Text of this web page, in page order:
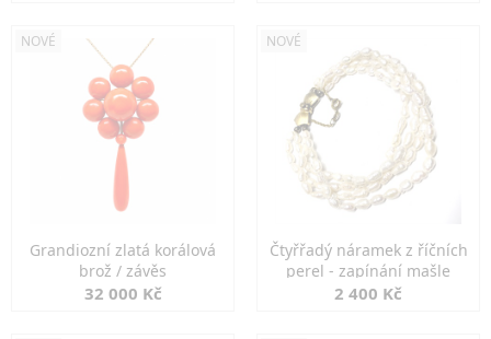
NOVÉ
Grandiozní zlatá korálová
brož / závěs
32 000 Kč
NOVÉ
Čtyřřadý náramek z říčních
perel - zapínání mašle
2 400 Kč